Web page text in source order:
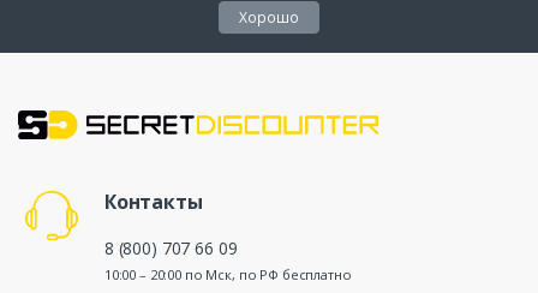
Хорошо
Контакты
8 (800) 707 66 09
10:00 – 20:00 по Мск, по РФ бесплатно